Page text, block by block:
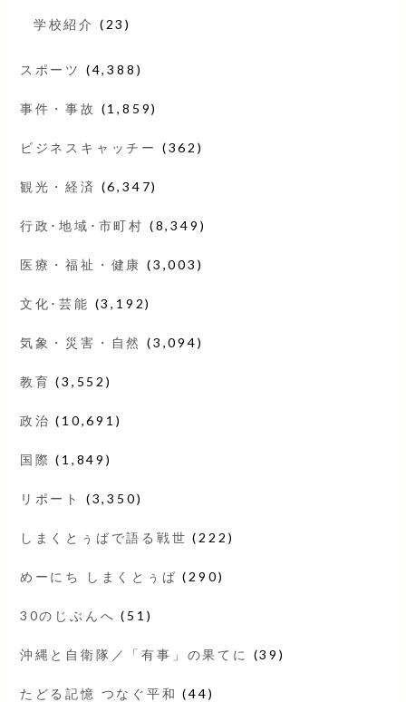
学校紹介 (23)
スポーツ (4,388)
事件・事故 (1,859)
ビジネスキャッチー (362)
観光・経済 (6,347)
行政･地域･市町村 (8,349)
医療・福祉・健康 (3,003)
文化･芸能 (3,192)
気象・災害・自然 (3,094)
教育 (3,552)
政治 (10,691)
国際 (1,849)
リポート (3,350)
しまくとぅばで語る戦世 (222)
めーにち しまくとぅば (290)
30のじぶんへ (51)
沖縄と自衛隊／「有事」の果てに (39)
たどる記憶 つなぐ平和 (44)